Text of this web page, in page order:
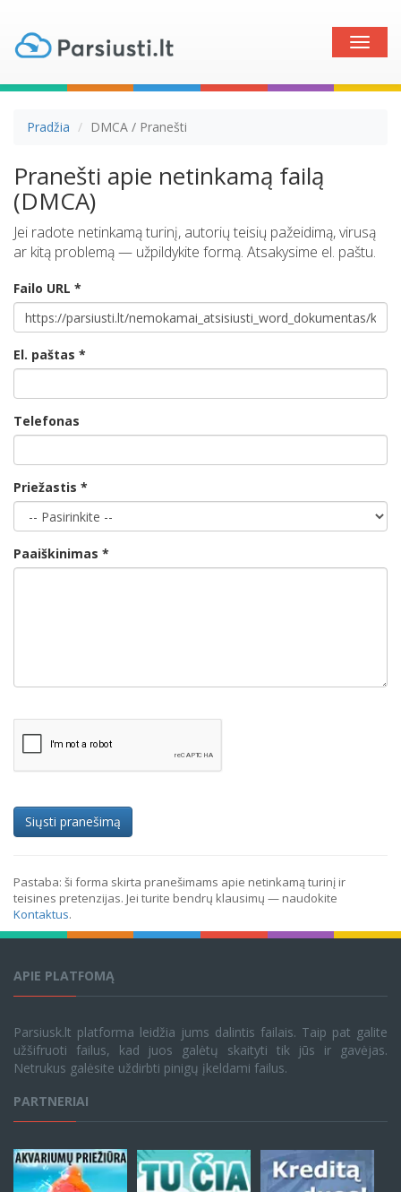
Toggle
Pradžia DMCA / Pranešti
Pranešti apie netinkamą failą
(DMCA)
Jei radote netinkamą turinį, autorių teisių pažeidimą, virusą
ar kitą problemą — užpildykite formą. Atsakysime el. paštu.
Failo URL *
El. paštas *
Telefonas
Priežastis *
Paaiškinimas *
Siųsti pranešimą
Pastaba: ši forma skirta pranešimams apie netinkamą turinį ir
teisines pretenzijas. Jei turite bendrų klausimų — naudokite
Kontaktus.
APIE PLATFOMĄ
Parsiusk.lt platforma leidžia jums dalintis failais. Taip pat galite
užšifruoti failus, kad juos galėtų skaityti tik jūs ir gavėjas.
Netrukus galėsite uždirbti pinigų įkeldami failus.
PARTNERIAI